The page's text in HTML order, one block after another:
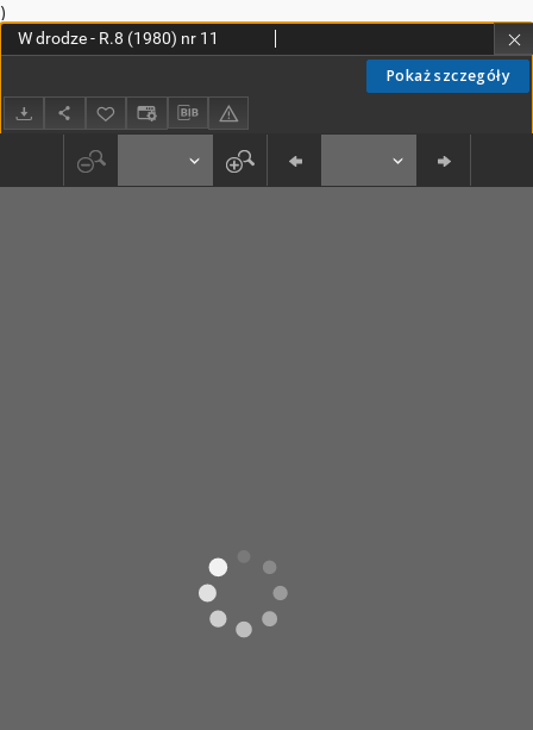
)
Pokaż szczegóły
W drodze - R.8 (1980) nr 11